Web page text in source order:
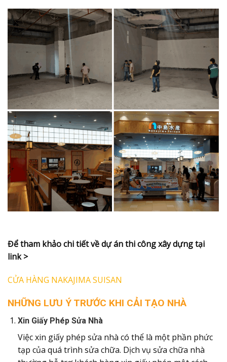
Để tham khảo chi tiết về dự án thi công xây dựng tại
link >
CỬA HÀNG NAKAJIMA SUISAN
NHỮNG LƯU Ý TRƯỚC KHI CẢI TẠO NHÀ
Xin Giấy Phép Sửa Nhà
Việc xin giấy phép sửa nhà có thể là một phần phức
tạp của quá trình sửa chữa. Dịch vụ sửa chữa nhà